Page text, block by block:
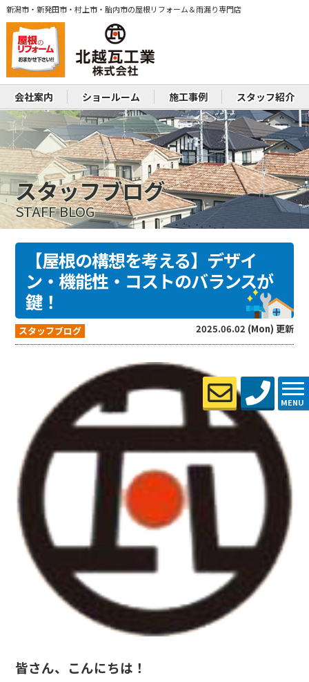
新潟市・新発田市・村上市・胎内市の屋根リフォーム＆雨漏り専門店
MENU
会社案内 ショールーム 施工事例 スタッフ紹介
スタッフブログ
STAFF BLOG
【屋根の構想を考える】デザイ
ン・機能性・コストのバランスが
鍵！
スタッフブログ 2025.06.02 (Mon) 更新
皆さん、こんにちは！